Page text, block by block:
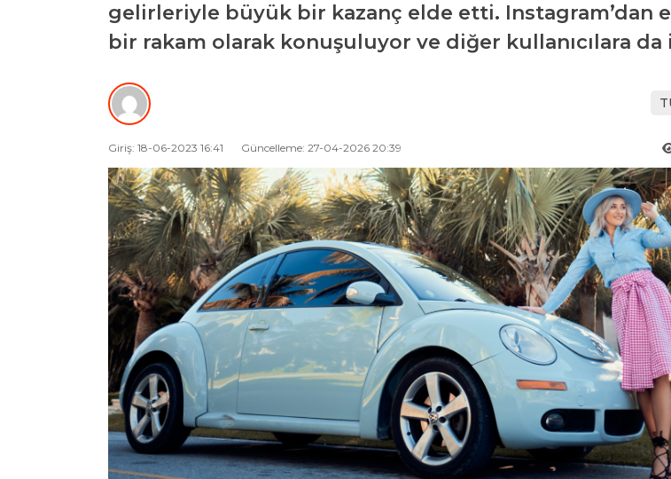
gelirleriyle büyük bir kazanç elde etti.
bir rakam olarak konuşuluyor ve diğer kullanıcılara da
Giriş: 18-06-2023 16:41 Güncelleme: 27-04-2026 20:39